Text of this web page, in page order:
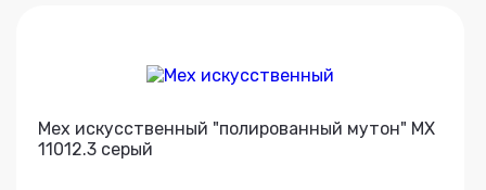
Мех искусственный "полированный мутон" МХ
11012.3 серый